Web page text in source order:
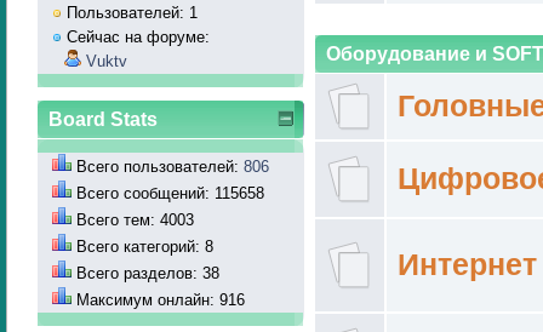
Пользователей: 1
Сейчас на форуме:
Vuktv
Board Stats
Всего пользователей: 806
Всего сообщений: 115658
Всего тем: 4003
Всего категорий: 8
Всего разделов: 38
Максимум онлайн: 916
Оборудование и SOFT
Интернет